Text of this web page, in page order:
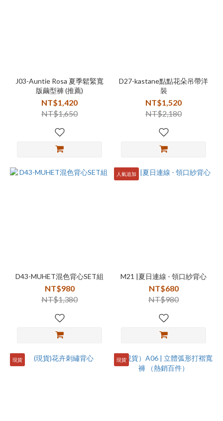
J03-Auntie Rosa 夏季鬆緊寬
版繭型褲 (推薦)
NT$1,420
NT$1,650
D27-kastane點點花朵吊帶洋
裝
NT$1,520
NT$2,180
D43-MUHET混色背心SET組
NT$980
NT$1,380
人氣追加
M21 |夏日連線 - 領口紗背心
NT$680
NT$980
現貨 現貨